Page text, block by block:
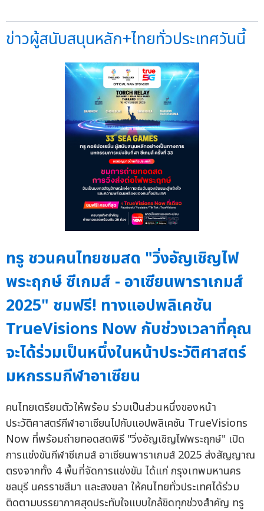
ข่าวผู้สนับสนุนหลัก+ไทยทั่วประเทศวันนี้
ทรู ชวนคนไทยชมสด "วิ่งอัญเชิญไฟ
พระฤกษ์ ซีเกมส์ - อาเซียนพาราเกมส์
2025" ชมฟรี! ทางแอปพลิเคชัน
TrueVisions Now กับช่วงเวลาที่คุณ
จะได้ร่วมเป็นหนึ่งในหน้าประวัติศาสตร์
มหกรรมกีฬาอาเซียน
คนไทยเตรียมตัวให้พร้อม ร่วมเป็นส่วนหนึ่งของหน้า
ประวัติศาสตร์กีฬาอาเซียนไปกับแอปพลิเคชัน TrueVisions
Now ที่พร้อมถ่ายทอดสดพิธี "วิ่งอัญเชิญไฟพระฤกษ์" เปิด
การแข่งขันกีฬาซีเกมส์ อาเซียนพาราเกมส์ 2025 ส่งสัญญาณ
ตรงจากทั้ง 4 พื้นที่จัดการแข่งขัน ได้แก่ กรุงเทพมหานคร
ชลบุรี นครราชสีมา และสงขลา ให้คนไทยทั่วประเทศได้ร่วม
ติดตามบรรยากาศสุดประทับใจแบบใกล้ชิดทุกช่วงสำคัญ ทรู